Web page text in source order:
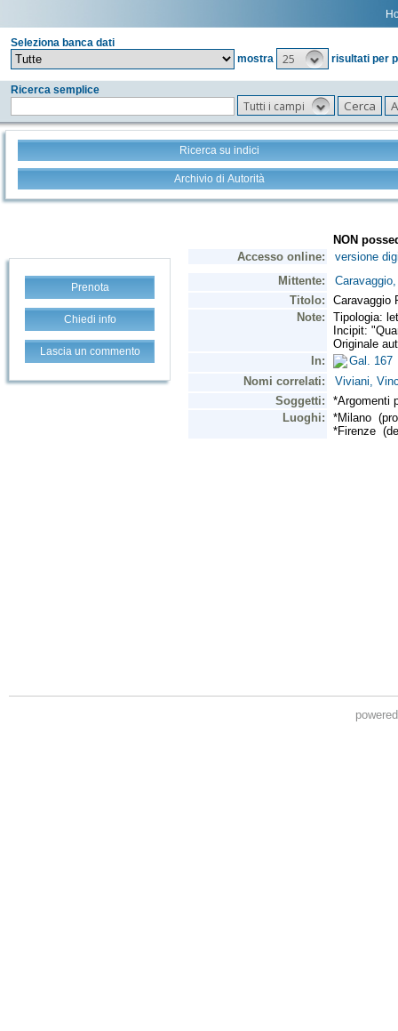
Seleziona banca dati
mostra
25 risultati per
Ricerca semplice
Tutti i campi
Ricerca su indici
Archivio di Autorità
Prenota
Chiedi info
Lascia un commento